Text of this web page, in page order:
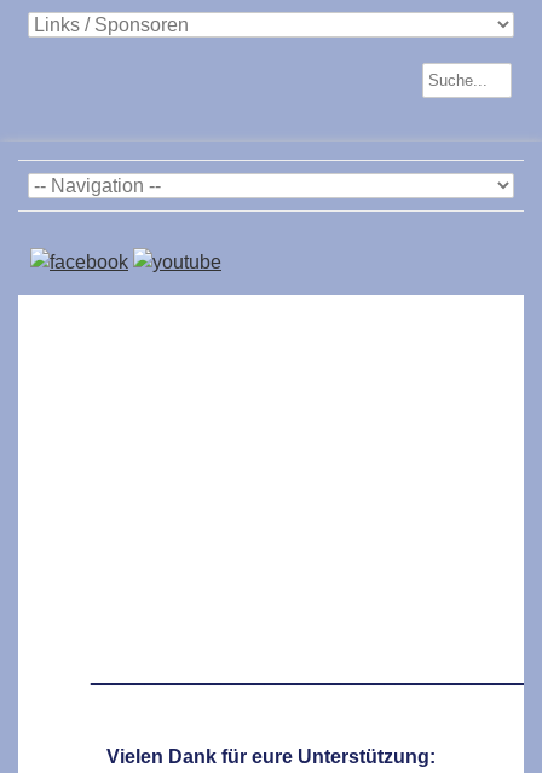
Vielen Dank für eure Unterstützung: